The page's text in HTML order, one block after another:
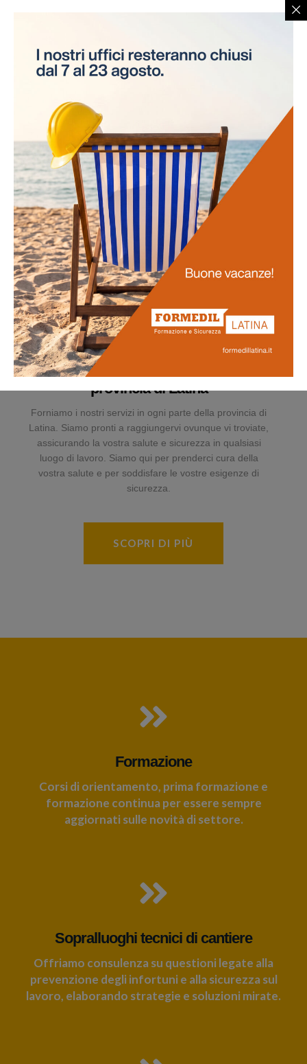
lavorative.
Promozione
della salute
La salute dei lavoratori rappresenta il fulcro di questo
progetto. Favoriamo uno stile di vita salutare tra il
personale e sosteniamo attivamente la prevenzione
delle malattie professionali. Ci impegniamo
nell'obiettivo di potenziare la vostra salute e il vostro
benessere generale.
Presenti in tutta la
provincia di Latina
Forniamo i nostri servizi in ogni parte della provincia di
Latina. Siamo pronti a raggiungervi ovunque vi troviate,
assicurando la vostra salute e sicurezza in qualsiasi
luogo di lavoro. Siamo qui per prenderci cura della
vostra salute e per soddisfare le vostre esigenze di
sicurezza.
SCOPRI DI PIÙ
Formazione
Corsi di orientamento, prima formazione e
formazione continua per essere sempre
aggiornati sulle novità di settore.
Sopralluoghi tecnici di cantiere
Offriamo consulenza su questioni legate alla
prevenzione degli infortuni e alla sicurezza sul
lavoro, elaborando strategie e soluzioni mirate.